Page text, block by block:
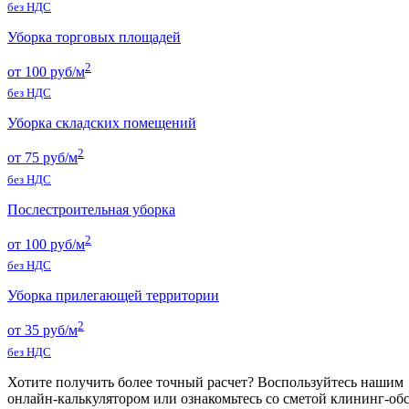
без НДС
Уборка торговых площадей
от 100 руб/м2
без НДС
Уборка складских помещений
от 75 руб/м2
без НДС
Послестроительная уборка
от 100 руб/м2
без НДС
Уборка прилегающей территории
от 35 руб/м2
без НДС
Хотите получить более точный расчет? Воспользуйтесь нашим
онлайн-калькулятором или ознакомьтесь со сметой клининг-